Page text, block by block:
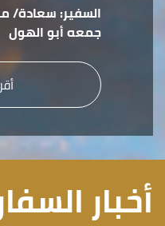
السفير: سعادة/
جمعه أبو الهول
أخبار